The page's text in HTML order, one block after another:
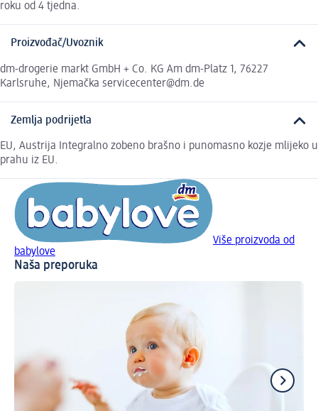
roku od 4 tjedna.
Proizvođač/Uvoznik
dm-drogerie markt GmbH + Co. KG Am dm-Platz 1, 76227
Karlsruhe, Njemačka servicecenter@dm.de
Zemlja podrijetla
EU, Austrija Integralno zobeno brašno i punomasno kozje mlijeko u
prahu iz EU.
Više proizvoda od
babylove
Naša preporuka